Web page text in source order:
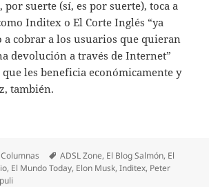
suerte (sí, es por suerte), toca a
Inditex o El Corte Inglés “ya
a cobrar a los usuarios que quieran
devolución a través de Internet”
que les beneficia económicamente y
también.
Categorías
Columnas Etiquetas
ADSL Zone, El Blog Salmón, El
, El Mundo Today, Elon Musk,Inditex, Peter